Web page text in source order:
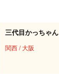
三代目かっちゃん
関西/大阪